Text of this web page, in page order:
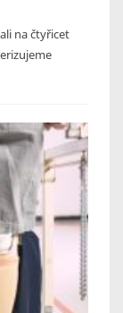
na čtyřicet